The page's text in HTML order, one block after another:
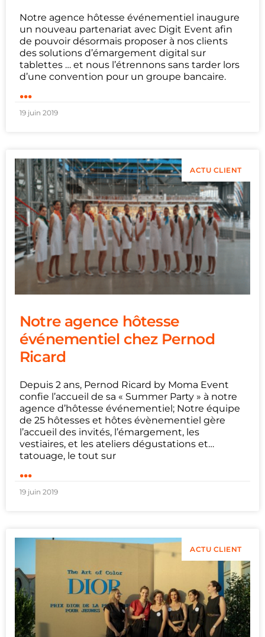
Notre agence hôtesse événementiel inaugure
un nouveau partenariat avec Digit Event afin
de pouvoir désormais proposer à nos clients
des solutions d’émargement digital sur
tablettes … et nous l’étrennons sans tarder lors
d’une convention pour un groupe bancaire.
...
19 juin 2019
ACTU CLIENT
Notre agence hôtesse
événementiel chez Pernod
Ricard
Depuis 2 ans, Pernod Ricard by Moma Event
confie l’accueil de sa « Summer Party » à notre
agence d’hôtesse événementiel; Notre équipe
de 25 hôtesses et hôtes évènementiel gère
l’accueil des invités, l’émargement, les
vestiaires, et les ateliers dégustations et…
tatouage, le tout sur
...
19 juin 2019
ACTU CLIENT